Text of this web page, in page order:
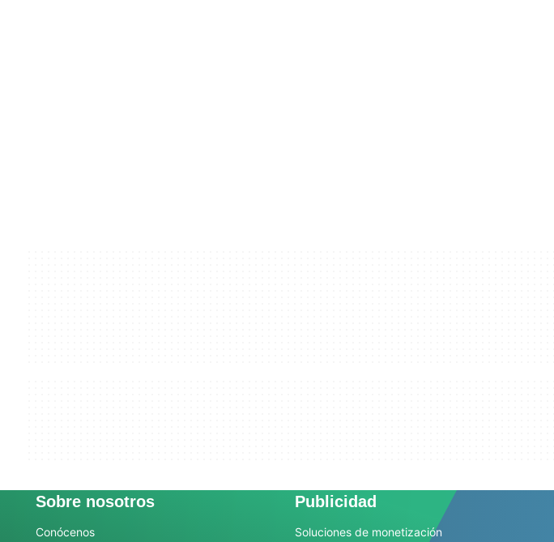
Sobre nosotros
Conócenos
Publicidad
Soluciones de monetización